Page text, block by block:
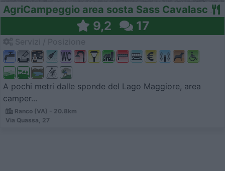
AgriCampeggio area sosta Sass Cavalasc
9,2 17
A pochi metri dalle sponde del Lago Maggiore, area
camper...
Ranco (VA) - 20.8km
Via Quassa, 27